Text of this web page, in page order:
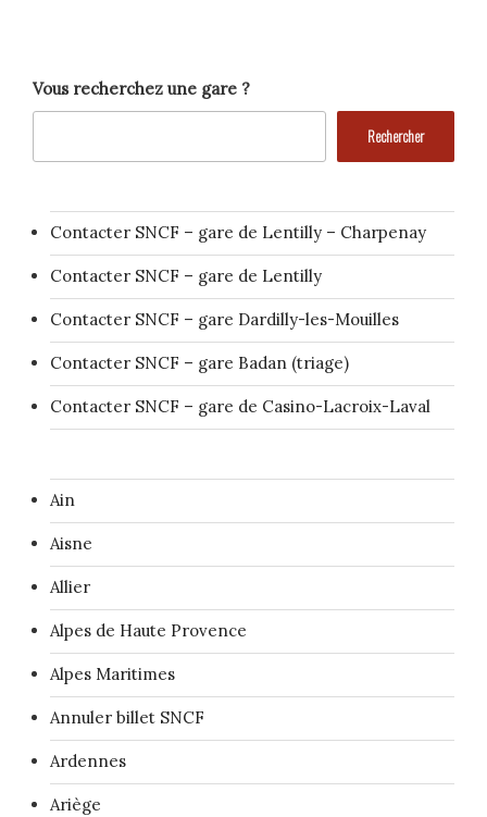
Vous recherchez une gare ?
Rechercher
Contacter SNCF – gare de Lentilly – Charpenay
Contacter SNCF – gare de Lentilly
Contacter SNCF – gare Dardilly-les-Mouilles
Contacter SNCF – gare Badan (triage)
Contacter SNCF – gare de Casino-Lacroix-Laval
Ain
Aisne
Allier
Alpes de Haute Provence
Alpes Maritimes
Annuler billet SNCF
Ardennes
Ariège